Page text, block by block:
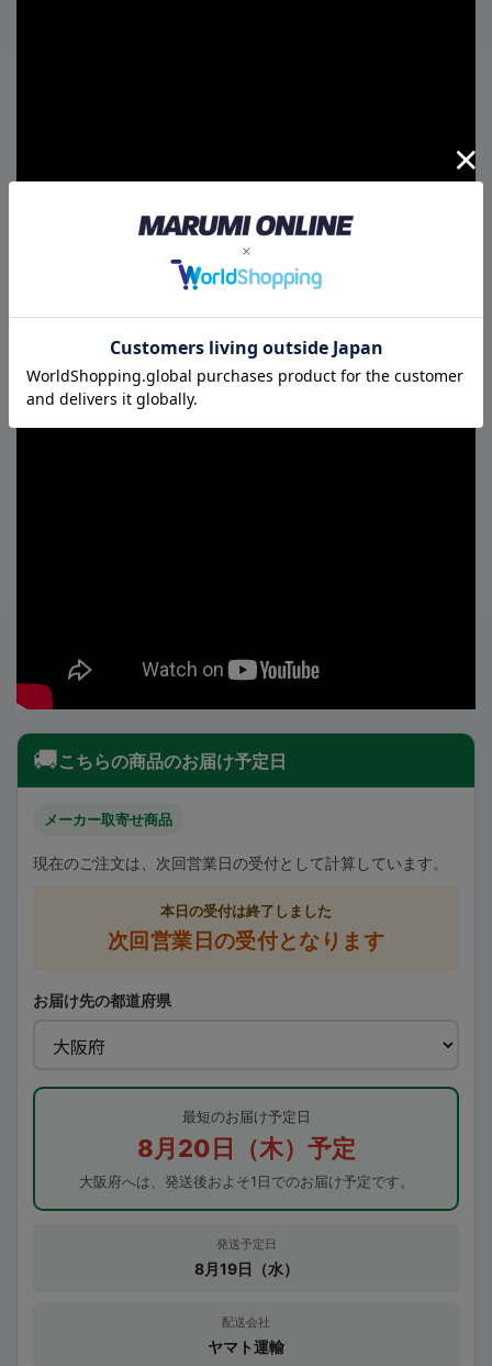
🚚こちらの商品のお届け予定日
メーカー取寄せ商品
現在のご注文は、次回営業日の受付として計算しています。
本日の受付は終了しました
次回営業日の受付となります
お届け先の都道府県
最短のお届け予定日
8月20日（木）予定
大阪府へは、発送後およそ1日でのお届け予定です。
発送予定日
8月19日（水）
配送会社
ヤマト運輸